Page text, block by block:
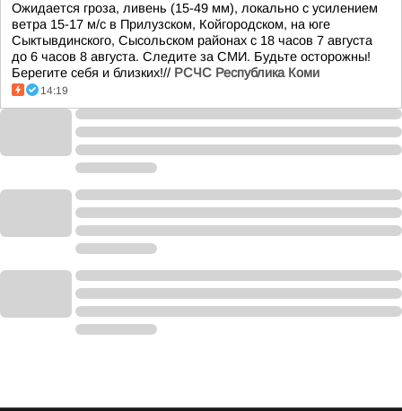
Ожидается гроза, ливень (15-49 мм), локально с усилением
ветра 15-17 м/с в Прилузском, Койгородском, на юге
Сыктывдинского, Сысольском районах с 18 часов 7 августа
до 6 часов 8 августа. Следите за СМИ. Будьте осторожны!
Берегите себя и близких!// РСЧС Республика Коми
14:19